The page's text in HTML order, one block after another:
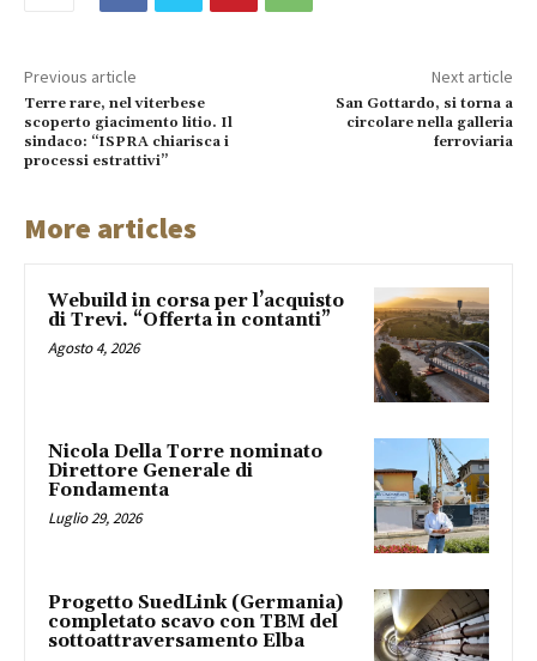
Previous article
Terre rare, nel viterbese
scoperto giacimento litio. Il
sindaco: “ISPRA chiarisca i
processi estrattivi”
Next article
San Gottardo, si torna a
circolare nella galleria
ferroviaria
More articles
Webuild in corsa per l’acquisto
di Trevi. “Offerta in contanti”
Agosto 4, 2026
Nicola Della Torre nominato
Direttore Generale di
Fondamenta
Luglio 29, 2026
Progetto SuedLink (Germania)
completato scavo con TBM del
sottoattraversamento Elba